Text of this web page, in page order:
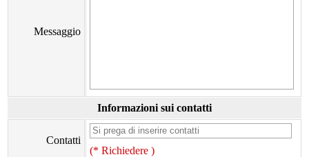
Messaggio
Informazioni sui contatti
Contatti
(* Richiedere )